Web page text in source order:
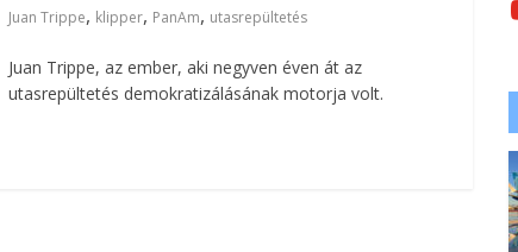
Juan Trippe, klipper, PanAm, utasrepültetés
Juan Trippe, az ember, aki negyven éven át az
utasrepültetés demokratizálásának motorja volt.